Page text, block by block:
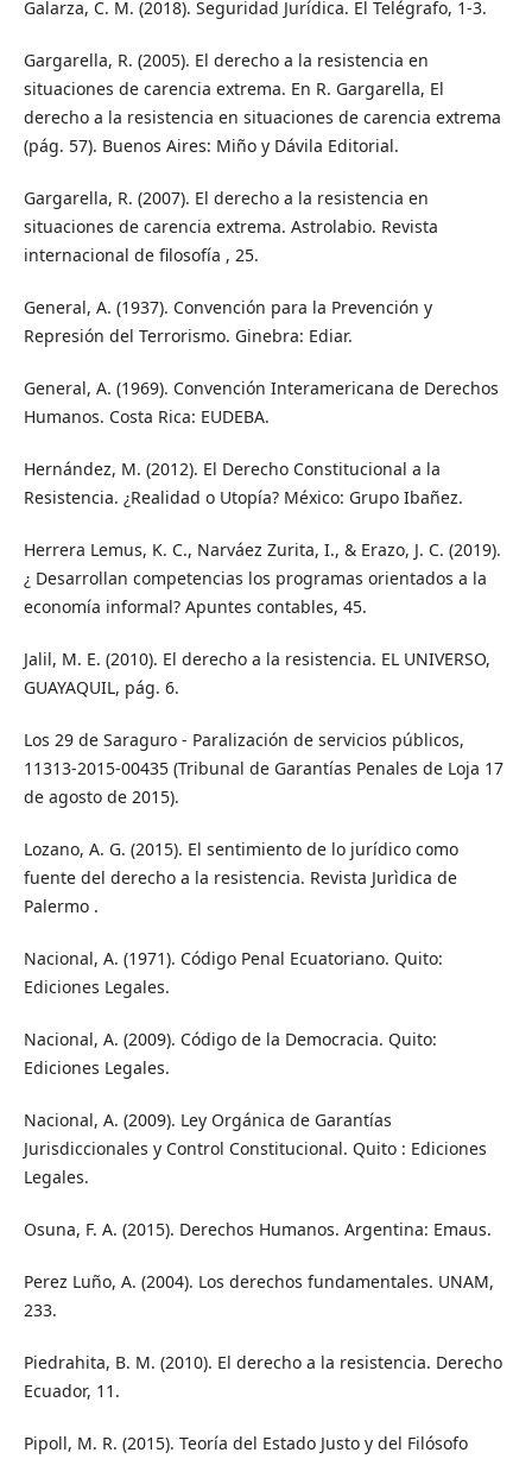
Galarza, C. M. (2018). Seguridad Jurídica. El Telégrafo, 1-3.
Gargarella, R. (2005). El derecho a la resistencia en
situaciones de carencia extrema. En R. Gargarella, El
derecho a la resistencia en situaciones de carencia extrema
(pág. 57). Buenos Aires: Miño y Dávila Editorial.
Gargarella, R. (2007). El derecho a la resistencia en
situaciones de carencia extrema. Astrolabio. Revista
internacional de filosofía , 25.
General, A. (1937). Convención para la Prevención y
Represión del Terrorismo. Ginebra: Ediar.
General, A. (1969). Convención Interamericana de Derechos
Humanos. Costa Rica: EUDEBA.
Hernández, M. (2012). El Derecho Constitucional a la
Resistencia. ¿Realidad o Utopía? México: Grupo Ibañez.
Herrera Lemus, K. C., Narváez Zurita, I., & Erazo, J. C. (2019).
¿ Desarrollan competencias los programas orientados a la
economía informal? Apuntes contables, 45.
Jalil, M. E. (2010). El derecho a la resistencia. EL UNIVERSO,
GUAYAQUIL, pág. 6.
Los 29 de Saraguro - Paralización de servicios públicos,
11313-2015-00435 (Tribunal de Garantías Penales de Loja 17
de agosto de 2015).
Lozano, A. G. (2015). El sentimiento de lo jurídico como
fuente del derecho a la resistencia. Revista Jurìdica de
Palermo .
Nacional, A. (1971). Código Penal Ecuatoriano. Quito:
Ediciones Legales.
Nacional, A. (2009). Código de la Democracia. Quito:
Ediciones Legales.
Nacional, A. (2009). Ley Orgánica de Garantías
Jurisdiccionales y Control Constitucional. Quito : Ediciones
Legales.
Osuna, F. A. (2015). Derechos Humanos. Argentina: Emaus.
Perez Luño, A. (2004). Los derechos fundamentales. UNAM,
233.
Piedrahita, B. M. (2010). El derecho a la resistencia. Derecho
Ecuador, 11.
Pipoll, M. R. (2015). Teoría del Estado Justo y del Filósofo